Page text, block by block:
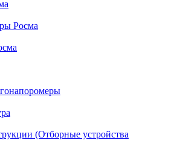
Росма
(Отборные устройства